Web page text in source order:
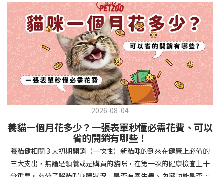
時立即獎勵。另外要處理的常見問題包括咬人、啃咬家具和亂叫。
每當出現不當行為，給予適當替代品（如咬玩具代替咬手），並在
幼犬選擇正確行為時獎勵，這比責罵更有效。社交化訓練 兩個月大
的幼犬正處於社會化黃金期，這階段的經驗將深刻影響未來性格。
安排幼犬接觸不同人類（包括兒童、戴眼鏡的人、使用拐杖的人
等）、各種動物、交通工具和環境聲音。起初保持在安全、受控的
情境中，逐漸增加複雜度。每次正面社交體驗後給予獎勵，建立幼
犬對新事物的積極態度。進階技巧強化 基礎訓練穩固後，可以進入
更複雜的技巧訓練。這包括遠距離控制、不同干擾下的指令遵從、
多步驟動作等。使用延遲獎勵技巧，讓幼犬學會即使沒有立即獎勵
也能保持良好行為。引入不同環境中的訓練，如公園、寵物店等，
幫助幼犬在各種情境下都能聽從指令。維持良好習慣 成功的訓練不
是一次性的，而是需要持續維護。即使幼犬已經掌握所有技能，也
要定期複習，防止行為退化。將訓練融入日常生活，如出門前的
下降，表示身體狀況不佳，應儘快就醫！📌 貓咪拉肚子判斷步驟5：
檢查是否需要帶去看獸醫 如果拉肚子 1~2 次但精神好、食慾正常，
可以先觀察，如果腹瀉超過 48 小時或水狀腹瀉 + 嗜睡、食慾下降、
嘔吐 應立即就醫。 透過這 5 個步驟，你可以快速判斷貓咪拉肚子的
原因與嚴重程度，確保毛孩的腸胃健康！如果不確定情況，還是建
議讓獸醫檢查，才能安心哦！🐾💖4種高風險群貓咪拉肚子要小心高
風險貓咪包含：幼貓、老貓、懷孕貓、有慢性疾病貓，這些貓咪在
身體狀況出現警訊時要特別注意，如拉肚子次數超過2次以上，就建
議直接尋求獸醫協助。2要訣判斷貓咪拉肚子要不要看醫生 高風險貓
的貓咪，如拉肚子超過2-3天，建議直接尋求獸醫師協助。並記得提
供觀察紀錄給予獸醫師進行專業判斷。貓咪拉肚子但精神很好？如
果飼主有發現貓咪拉肚子的情形，但貓咪的精神很好。有可能與飲
食方便相關，回想是否進食新的食物，或是正進行飼料更換的過
兩全其美！貓咪掉毛原因1. 皮膚問題貓咪皮膚問題是造成掉毛的常
見兇手！皮膚發炎、感染或是長期搔癢，都會讓貓咪的毛髮失去健
康光澤並大量脫落。常見的皮膚問題包括皮膚黴菌、細菌感染、疥
癬蟲等寄生蟲，甚至是皮膚過度乾燥。如果發現貓咪皮膚有紅腫、
結痂、脫屑或異常氣味，同時伴隨掉毛，建議盡快帶牠看獸醫哦！
貓咪掉毛原因2. 過敏誰說只有人類會過敏？貓咪也會！貓咪可能對
環境中的塵蟎、花粉、清潔劑，甚至是食物中的某些成分產生過敏
反應。過敏症狀不只是打噴嚏、流眼淚，還會引起皮膚搔癢和掉毛
問題。特別是食物過敏，更是常被忽略的掉毛元兇！如果貓咪經常
抓癢或舔舐特定部位，同時伴隨掉毛，很可能是過敏在作怪呢！貓
咪掉毛原因3. 營養不足貓咪的毛髮健康與營養息息相關！當貓咪飲
食中缺乏必要的蛋白質、脂肪酸（尤其是Omega-3和Omega-
6）、維生素或礦物質時，毛髮就會變得乾燥、脆弱，容易斷裂脫
落。長期餵食低品質或不均衡的貓糧，可能使貓咪營養不良，進而
2026-08-04
養貓一個月花多少？一張表單秒懂必需花費、可以
省的開銷有哪些！
養貓健相關 3 大初期開銷（一次性）新貓咪的到來在健康上必備的
三大支出，無論是領養或是購買的貓咪，在第一次的健康檢查上十